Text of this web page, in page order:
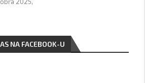
NA FACEBOOK-U